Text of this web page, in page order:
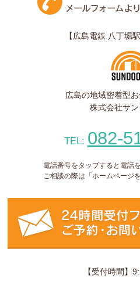
【広島電鉄 八丁堀
広島の地域密着型
株式会社サ
TEL: 082-
電話番号をタップすると電話
ご相談の際は「ホームページ
【受付時間】